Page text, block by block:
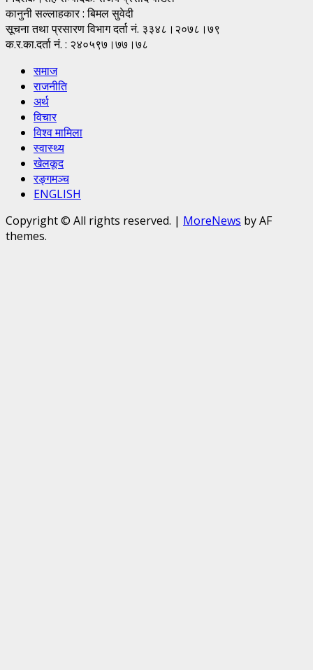
कानुनी सल्लाहकार : बिमल सुवेदी
सूचना तथा प्रसारण विभाग दर्ता नं. ३३४८।२०७८।७९
क.र.का.दर्ता नं. : २४०५९७।७७।७८
समाज
राजनीति
अर्थ
विचार
विश्व मामिला
स्वास्थ्य
खेलकूद
रङ्गमञ्च
ENGLISH
Copyright © All rights reserved. | MoreNews by AF
themes.